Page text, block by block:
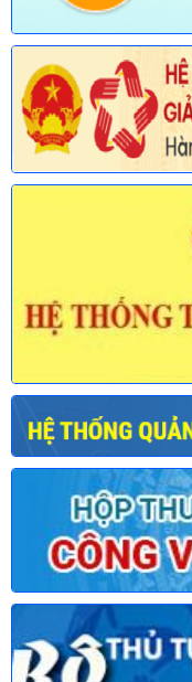
Tên:(Thông báo về
được sửa đổi, bổ sung
thuộc phạm vi chức
nghệ)
Ngày ban hành: (30/07/
Số:678/TB-UBND
(Thông báo về
mới ban hành và bị bãi
chức năng quản lý của
Ngày ban hành: (30/07/